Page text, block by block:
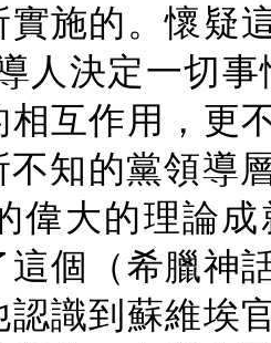
實施的。懷疑
人決定一切
相互作用，更
不知的黨領導
偉大的理論
這個（希臘神
認識到蘇維埃